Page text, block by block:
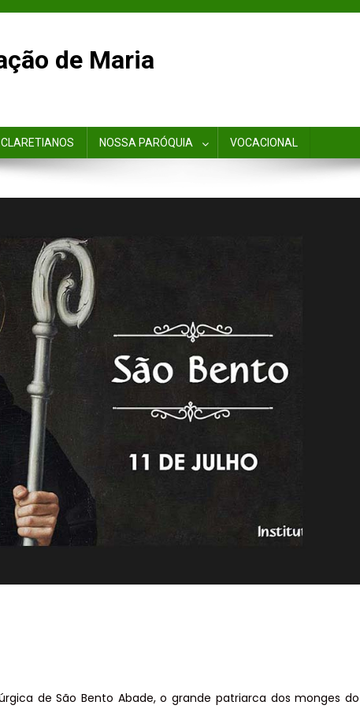
de Maria
CLARETIANOS NOSSA PARÓQUIA VOCACIONAL
de São Bento Abade, o grande patriarca dos monges do